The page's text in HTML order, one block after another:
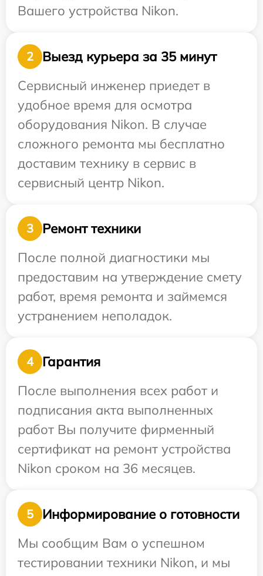
Вашего устройства Nikon.
2
Выезд курьера за 35 минут
Сервисный инженер приедет в
удобное время для осмотра
оборудования Nikon. В случае
сложного ремонта мы бесплатно
доставим технику в сервис в
сервисный центр Nikon.
3
Ремонт техники
После полной диагностики мы
предоставим на утверждение смету
работ, время ремонта и займемся
устранением неполадок.
4
Гарантия
После выполнения всех работ и
подписания акта выполненных
работ Вы получите фирменный
сертификат на ремонт устройства
Nikon сроком на 36 месяцев.
5
Информирование о готовности
Мы сообщим Вам о успешном
тестировании техники Nikon, и мы